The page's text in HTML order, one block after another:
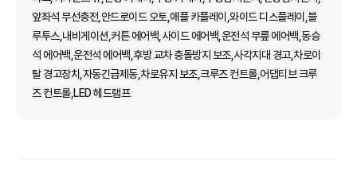
앞좌석 무선충전,안드로이드 오토,애플 카플레이,와이드 디스플레이,블
루투스,내비게이션,커튼 에어백,사이드 에어백,운전석 무릎 에어백,동승
석 에어백,운전석 에어백,후방 교차 충돌방지 보조,사각지대 경고,차로이
탈 경고장치,자동긴급제동,차로유지 보조,크루즈 컨트롤,어댑티브 크루
즈 컨트롤,LED 헤드램프